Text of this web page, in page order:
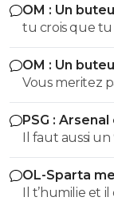
OM : Un
tu crois que tu
malbouffe
OM : Un
Vous meritez
PSG :
relancé
Il faut aussi
tomas ajauro
OL-Sparta
Il t’humilie et il